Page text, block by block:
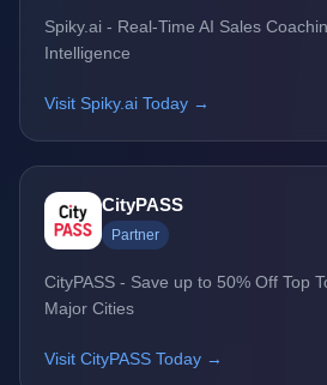
Spiky.ai - Real-Time AI Sales
Intelligence
Visit Spiky.ai Today →
CityPASS
Partner
CityPASS - Save up to 50% Off Top
Major Cities
Visit CityPASS Today →